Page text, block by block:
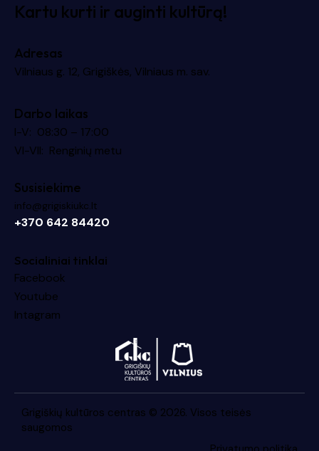
Kartu kurti ir auginti kultūrą!
Adresas
Vilniaus g. 12, Grigiškės, Vilniaus m. sav.
Darbo laikas
I-V: 08:30 – 17:00
VI-VII: Renginių metu
Susisiekime
info@grigiskiukc.lt
+370 642 84420
Socialiniai tinklai
Facebook
Youtube
Intagram
Grigiškių kultūros centras © 2026. Visos teisės
saugomos